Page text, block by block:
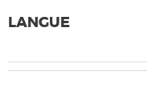
LANGUE